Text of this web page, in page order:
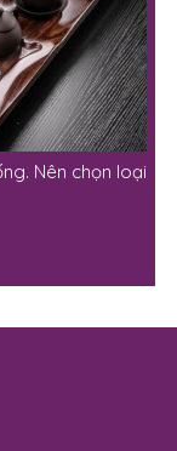
Nên chọn loại